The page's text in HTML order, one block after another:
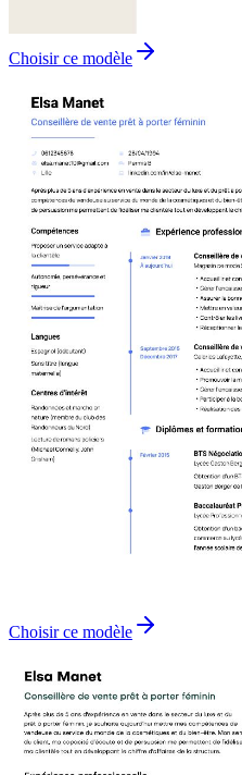
Choisir ce modèle
Choisir ce modèle